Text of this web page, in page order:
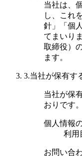
当社は、
し、これ
針」「個
てまいり
取締役）
ます。
3.当社が保有す
当社が保
おりです。
個人情報
利用
お問い合